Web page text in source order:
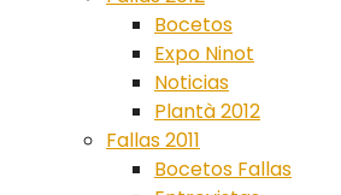
Bocetos
Expo Ninot
Noticias
Plantà 2012
Fallas 2011
Bocetos Fallas